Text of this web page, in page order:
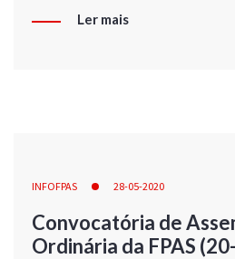
Ler mais
INFOFPAS 28-05-2020
Convocatória de
Ordinária da FPAS